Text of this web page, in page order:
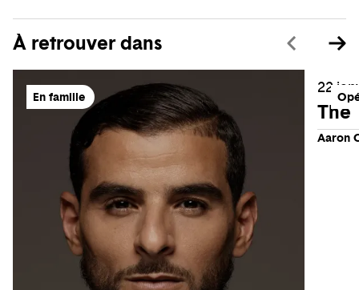
À retrouver dans
En famille 22
The
Aaron